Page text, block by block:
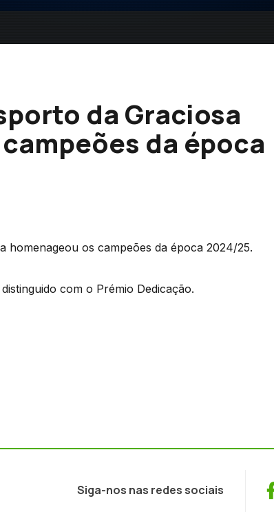
da Graciosa
da época
homenageou os campeões da época 2024/25.
com o Prémio Dedicação.
Siga-nos nas redes sociais